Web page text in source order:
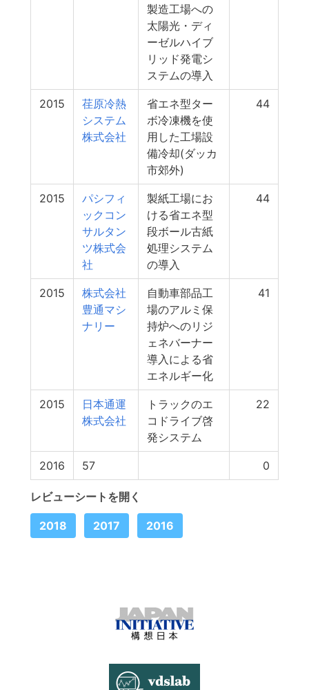
製造工場への
太陽光・ディ
ーゼルハイブ
リッド発電シ
ステムの導入
2015
荏原冷熱
システム
株式会社
省エネ型ター
ボ冷凍機を使
用した工場設
備冷却(ダッカ
市郊外)
44
2015
パシフィ
ックコン
サルタン
ツ株式会
社
製紙工場にお
ける省エネ型
段ボール古紙
処理システム
の導入
44
2015
株式会社
豊通マシ
ナリー
自動車部品工
場のアルミ保
持炉へのリジ
ェネバーナー
導入による省
エネルギー化
41
2015
日本通運
株式会社
トラックのエ
コドライブ啓
発システム
22
2016 57 0
レビューシートを開く
2018 2017 2016